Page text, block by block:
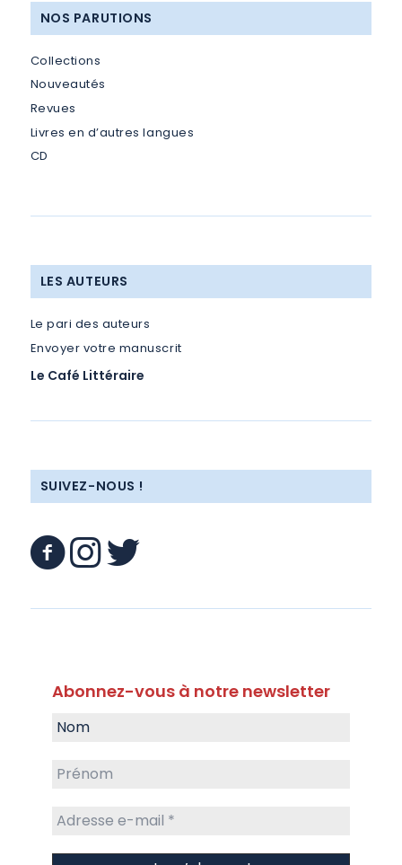
NOS PARUTIONS
Collections
Nouveautés
Revues
Livres en d’autres langues
CD
LES AUTEURS
Le pari des auteurs
Envoyer votre manuscrit
Le Café Littéraire
SUIVEZ-NOUS !
Abonnez-vous à notre newsletter